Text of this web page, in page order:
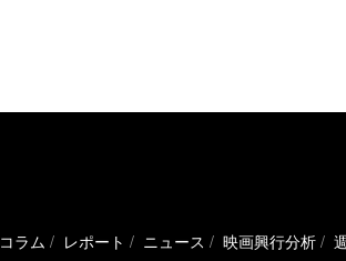
コラム レポート ニュース 映画興行分析